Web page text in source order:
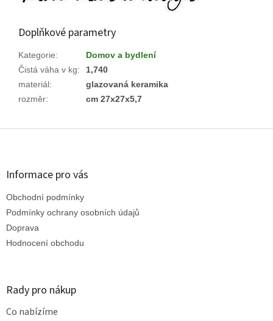
Doplňkové parametry
Kategorie:
Domov a bydlení
Čistá váha v kg:
1,740
materiál:
glazovaná keramika
rozměr: cm 27x27x5,7
Z
Informace pro vás
Obchodní podmínky
Podmínky ochrany osobních údajů
Doprava
Hodnocení obchodu
Rady pro nákup
Co nabízíme